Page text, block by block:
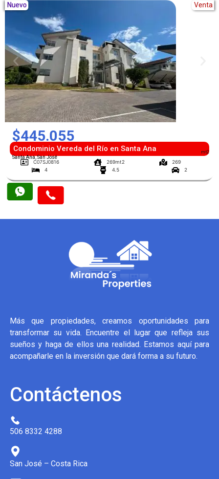
mt2
Venta
Nuevo
$445.055
Condominio Vereda del Río en Santa Ana
Santa Ana, San José
C07SJ0816 269mt2
269
4
4.5 2
Más que propiedades, creamos oportunidades para
transformar su vida. Encuentre el lugar que refleja sus
sueños y haga de ellos una realidad. Estamos aquí para
acompañarle en la inversión que dará forma a su futuro.
Contáctenos
506 8332 4288
San José – Costa Rica